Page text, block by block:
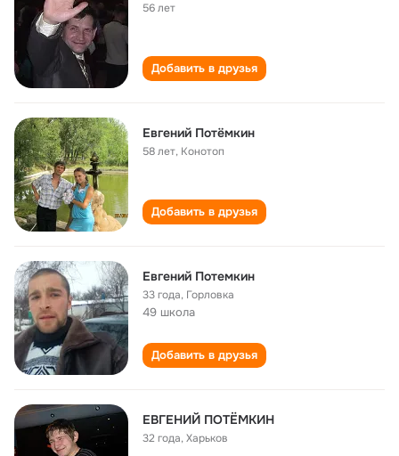
56 лет
Добавить в друзья
Евгений Потёмкин
58 лет, Конотоп
Добавить в друзья
Евгений Потемкин
33 года, Горловка
49 школа
Добавить в друзья
ЕВГЕНИЙ ПОТЁМКИН
32 года,Харьков